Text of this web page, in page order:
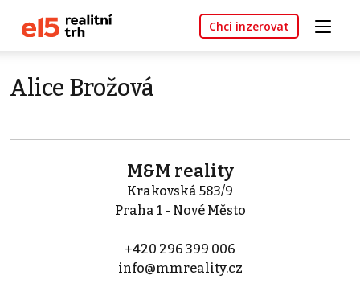
Chci inzerovat
Alice Brožová
M&M reality
Krakovská 583/9
Praha 1 - Nové Město
+420 296 399 006
info@mmreality.cz